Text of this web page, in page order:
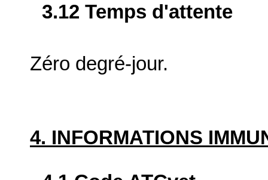
3.12 Temps d'attente
Zéro degré-jour.
4. INFORMATIONS